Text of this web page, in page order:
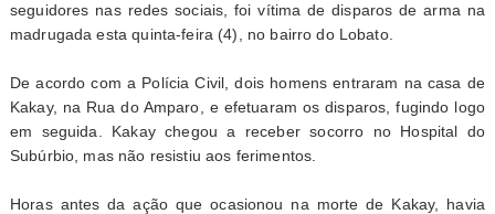
seguidores nas redes sociais, foi vítima de disparos de arma na
madrugada esta quinta-feira (4), no bairro do Lobato.
De acordo com a Polícia Civil, dois homens entraram na casa de
Kakay, na Rua do Amparo, e efetuaram os disparos, fugindo logo
em seguida. Kakay chegou a receber socorro no Hospital do
Subúrbio, mas não resistiu aos ferimentos.
Horas antes da ação que ocasionou na morte de Kakay, havia